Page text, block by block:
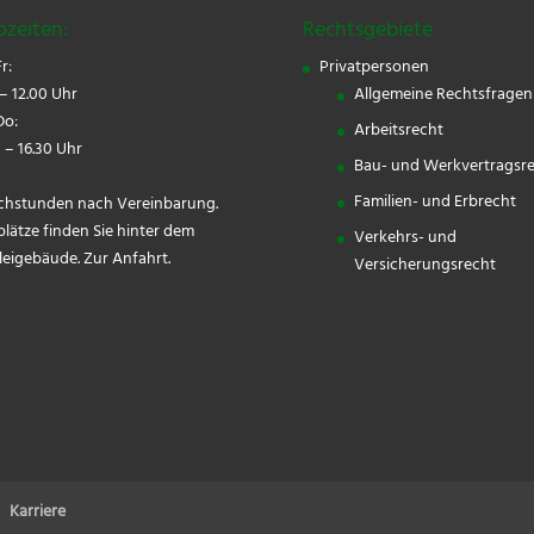
12.00 Uhr
16.30 Uhr
nach Vereinbarung.
finden Sie hinter dem
Zur Anfahrt.
Rechtsgebiete
Privatpersonen
Allgemeine Rechtsfragen
Arbeitsrecht
Bau- und
Familien- und Erbrecht
Verkehrs- und
Versicherungsrecht
Karriere